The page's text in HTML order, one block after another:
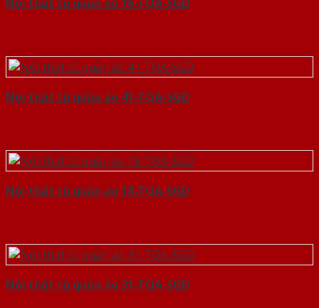
Nội thất tủ quần áo 41-TQA-SGD
Nội thất tủ quần áo 18-TQA-SGD
Nội thất tủ quần áo 31-TQA-SGD